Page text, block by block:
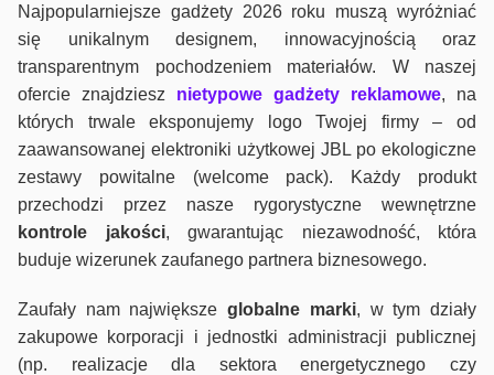
Najpopularniejsze gadżety 2026 roku muszą wyróżniać
się unikalnym designem, innowacyjnością oraz
transparentnym pochodzeniem materiałów. W naszej
ofercie znajdziesz nietypowe gadżety reklamowe, na
których trwale eksponujemy logo Twojej firmy – od
zaawansowanej elektroniki użytkowej JBL po ekologiczne
zestawy powitalne (welcome pack). Każdy produkt
przechodzi przez nasze rygorystyczne wewnętrzne
kontrole jakości, gwarantując niezawodność, która
buduje wizerunek zaufanego partnera biznesowego.
Zaufały nam największeglobalne marki, w tym działy
zakupowe korporacji i jednostki administracji publicznej
(np. realizacje dla sektora energetycznego czy